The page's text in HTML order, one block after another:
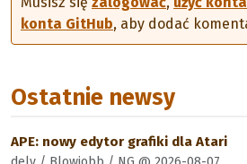
konta GitHub, aby dodać
Ostatnie newsy
APE: nowy edytor grafiki dla Atari